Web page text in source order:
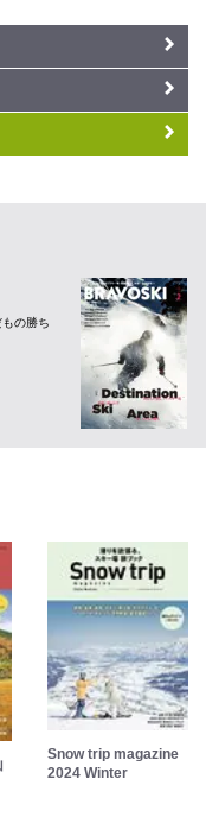
の勝ち
Snow trip magazine
2024 Winter